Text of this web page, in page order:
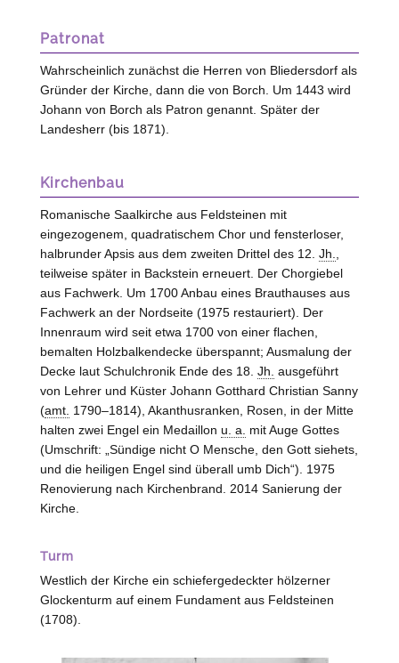
Patronat
Wahrscheinlich zunächst die Herren von Bliedersdorfals
Gründer der Kirche, dann die von Borch. Um 1443 wird
Johann von Borch als Patron genannt. Später der
Landesherr (bis 1871).
Kirchenbau
Romanische Saalkirche aus Feldsteinen mit
eingezogenem, quadratischem Chor und fensterloser,
halbrunder Apsis aus dem zweiten Drittel des 12. Jh.,
teilweise später in Backstein erneuert. Der Chorgiebel
aus Fachwerk. Um 1700 Anbau eines Brauthauses aus
Fachwerk an der Nordseite (1975 restauriert). Der
Innenraum wird seit etwa 1700 von einer flachen,
bemalten Holzbalkendecke überspannt; Ausmalung der
Decke laut Schulchronik Ende des 18. Jh. ausgeführt
von Lehrer und Küster Johann Gotthard Christian Sanny
(amt. 1790–1814), Akanthusranken, Rosen, in der Mitte
halten zwei Engel ein Medaillon u. a. mit Auge Gottes
(Umschrift: „Sündige nicht O Mensche, den Gott siehets,
und die heiligen Engel sind überall umb Dich“). 1975
Renovierung nach Kirchenbrand. 2014 Sanierung der
Kirche.
Turm
Westlich der Kirche ein schiefergedeckter hölzerner
Glockenturm auf einem Fundament aus Feldsteinen
(1708).